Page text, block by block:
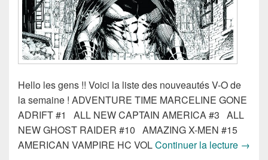
Hello les gens !! Voici la liste des nouveautés V-O de
la semaine ! ADVENTURE TIME MARCELINE GONE
ADRIFT #1 ALL NEW CAPTAIN AMERICA #3 ALL
NEW GHOST RAIDER #10 AMAZING X-MEN #15
AMERICAN VAMPIRE HC VOLContinuer la lecture →